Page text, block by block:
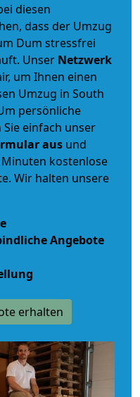
diesen
dass der Umzug
Dum stressfrei
Unser Netzwerk
, um Ihnen einen
Umzug in South
persönliche
einfach unser
aus und
kostenlose
Wir halten unsere
Angebote
erhalten